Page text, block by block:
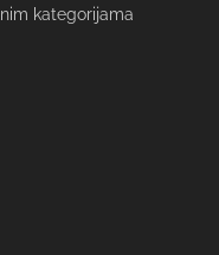
kategorijama